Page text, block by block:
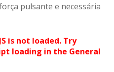
pulsante e necessária
is not loaded. Try
loading in the General